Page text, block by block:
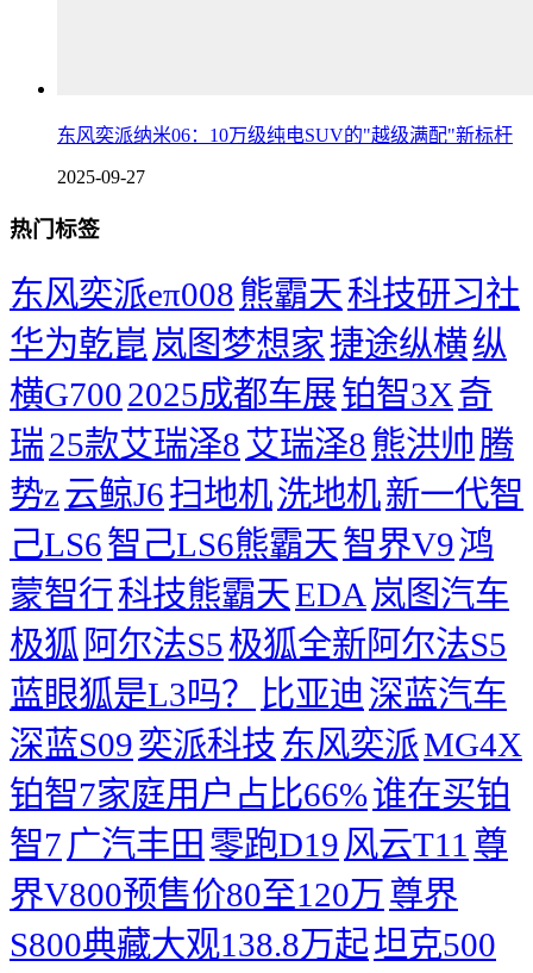
东风奕派纳米06：10万级纯电SUV的"越级满配"新标杆
2025-09-27
热门标签
东风奕派eπ008 熊霸天科技研习社
华为乾崑 岚图梦想家 捷途纵横纵
横G7002025成都车展铂智3X奇
瑞25款艾瑞泽8艾瑞泽8 熊洪帅 腾
势z云鲸J6扫地机洗地机新一代智
己LS6智己LS6熊霸天智界V9鸿
蒙智行科技熊霸天EDA 岚图汽车
极狐 阿尔法S5极狐全新阿尔法S5
蓝眼狐是L3吗？
比亚迪 深蓝汽车
深蓝S09奕派科技 东风奕派MG4X
铂智7家庭用户占比66%谁在买铂
智7 广汽丰田 零跑D19 风云T11 尊
界V800预售价80至120万尊界
S800典藏大观138.8万起坦克500